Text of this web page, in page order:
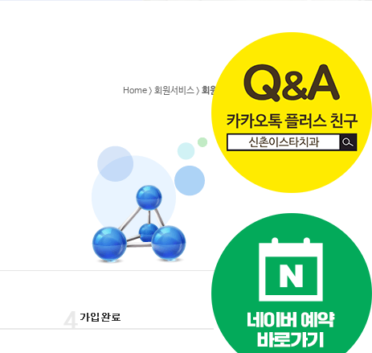
Home > 회원서비스 > 회원가입